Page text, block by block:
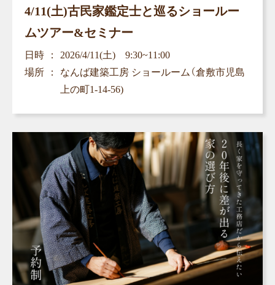
4/11(土)古民家鑑定士と巡るショールー
ムツアー&セミナー
日時
2026/4/11(土) 9:30~11:00
場所
なんば建築工房 ショールーム（倉敷市児島
上の町1-14-56)